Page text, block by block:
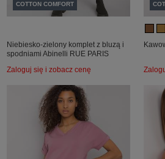
COTTON COMFORT
Niebiesko-zielony komplet z bluzą i
spodniami Abinelli RUE PARIS
Zaloguj się i zobacz cenę